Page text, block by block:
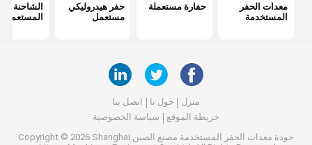
معدات الحفر
المستخدمة
حفارة مستعملة
حفر هيدروليكي
مستعمل
الشاحنة
المستعملة
منزل حول نا
اتصل بنا
خريطة الموقع
سياسة الخصوصية
جودة معدات الحفر المستخدمة
مصنع الصين.Copyright © 2026 Shanghai